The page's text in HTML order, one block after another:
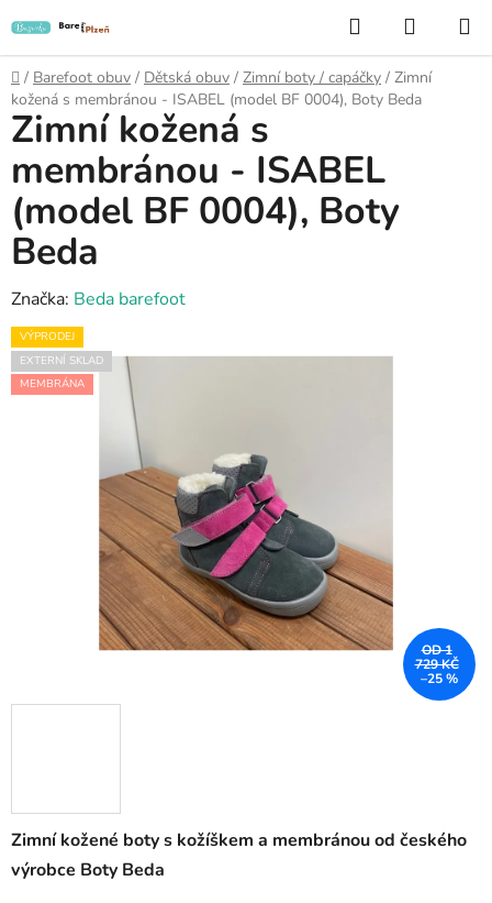
na
obsah
Hledat
KOŠÍK
Domů
/ Barefoot obuv / Dětská obuv / Zimní boty / capáčky / Zimní
kožená s membránou - ISABEL (model BF 0004), Boty Beda
Zimní kožené boty s kožíškem a membránou od českého
výrobce Boty Beda
Zimní kožená s
membránou - ISABEL
(model BF 0004), Boty
Beda
Značka: Beda barefoot
VÝPRODEJ
EXTERNÍ SKLAD
MEMBRÁNA
OD 1
729 KČ
–25 %